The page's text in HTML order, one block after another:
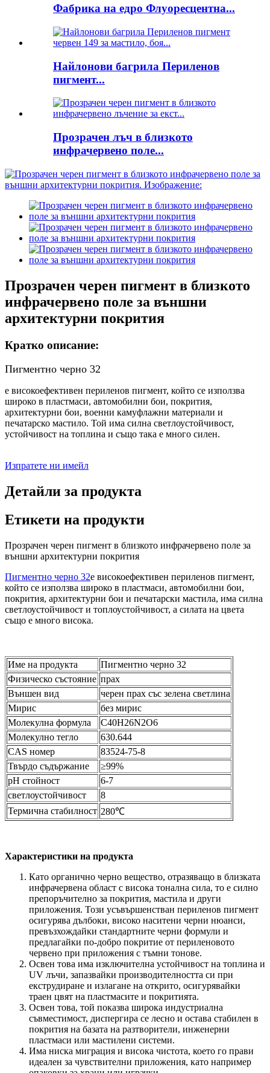
Фабрика на едро Флуоресцентна...
Найлонови багрила Периленов
пигмент...
Прозрачен лъч в близкото
инфрачервено поле...
Прозрачен черен пигмент в близкото
инфрачервено поле за външни
архитектурни покрития
Кратко описание:
Пигментно черно 32
е високоефективен периленов пигмент, който се използва
широко в пластмаси, автомобилни бои, покрития,
архитектурни бои, военни камуфлажни материали и
печатарско мастило. Той има силна светлоустойчивост,
устойчивост на топлина и също така е много силен.
Изпратете ни имейл
Детайли за продукта
Етикети на продукти
Прозрачен черен пигмент в близкото инфрачервено поле за
външни архитектурни покрития
Пигментно черно 32е високоефективен периленов пигмент,
който се използва широко в пластмаси, автомобилни бои,
покрития, архитектурни бои и печатарски мастила, има силна
светлоустойчивост и топлоустойчивост, а силата на цвета
също е много висока.
Име на продукта
Пигментно черно 32
Физическо състояние прах
Външен вид
черен прах със зелена светлина
Мирис
без мирис
Молекулна формула
C40H26N2O6
Молекулно тегло
630.644
CAS номер
83524-75-8
Твърдо съдържание
≥99%
pH стойност
6-7
светлоустойчивост
8
Термична стабилност 280℃
Характеристики на продукта
Като органично черно вещество, отразяващо в близката
инфрачервена област с висока тонална сила, то е силно
препоръчително за покрития, мастила и други
приложения. Този усъвършенстван периленов пигмент
осигурява дълбоки, високо наситени черни нюанси,
превъзхождайки стандартните черни формули и
предлагайки по-добро покритие от периленовото
червено при приложения с тъмни тонове.
Освен това има изключителна устойчивост на топлина и
UV лъчи, запазвайки производителността си при
екструдиране и излагане на открито, осигурявайки
траен цвят на пластмасите и покритията.
Освен това, той показва широка индустриална
съвместимост, диспергира се лесно и остава стабилен в
покрития на базата на разтворители, инженерни
пластмаси или мастилени системи.
Има ниска миграция и висока чистота, което го прави
идеален за чувствителни приложения, като например